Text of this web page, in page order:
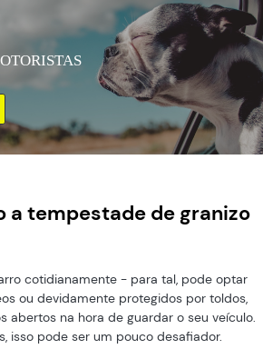
a tempestade de granizo
cotidianamente - para tal, pode optar
ou devidamente protegidos por toldos,
abertos na hora de guardar o seu veículo.
isso pode ser um pouco desafiador.